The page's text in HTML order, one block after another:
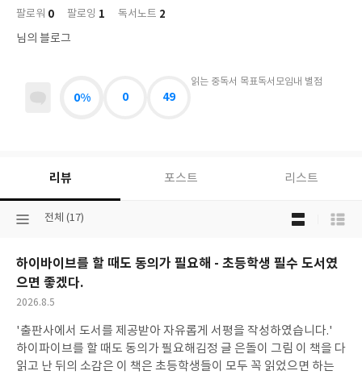
사
락
팔로워 0 팔로잉 1 독서노트 2
님의 블로그
읽는 중독서 목표
0%
독서모임
0
내 별점
49
리뷰 포스트 리스트
선
분
류
전체 (17)
기
선
하이바이브를 할 때도 동의가 필요해 - 초등학생 필수 도서였
으면 좋겠다.
작
일
2026.8.5
'출판사에서 도서를 제공받아 자유롭게 서평을 작성하였습니다.'
하이파이브를 할 때도 동의가 필요해김정 글 은돌이 그림 이 책을 다
읽고 난 뒤의 소감은 이 책은 초등학생들이 모두 꼭 읽었으면 하는